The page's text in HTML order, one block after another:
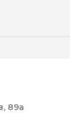
89а